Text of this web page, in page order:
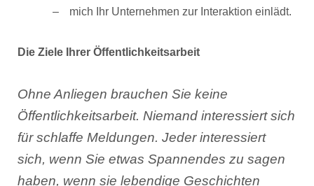
mich Ihr Unternehmen zur Interaktion einlädt.
Die Ziele Ihrer Öffentlichkeitsarbeit
Ohne Anliegen brauchen Sie keine
Öffentlichkeitsarbeit. Niemand interessiert sich
für schlaffe Meldungen. Jeder interessiert
sich, wenn Sie etwas Spannendes zu sagen
haben, wenn sie lebendige Geschichten